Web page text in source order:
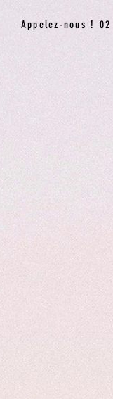
Appelez-nous !